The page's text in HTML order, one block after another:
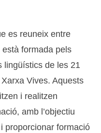
es reuneix entre
està formada pels
lingüístics de les 21
Vives. Aquests
i realitzen
amb l’objectiu
proporcionar formació